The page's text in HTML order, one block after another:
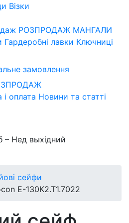
Візки
РОЗПРОДАЖ МАНГАЛИ
Гардеробні лавки Ключниці
замовлення
оплата Новини та статті
– Нед выхідний
сейфи
Е-130К2.Т1.7022